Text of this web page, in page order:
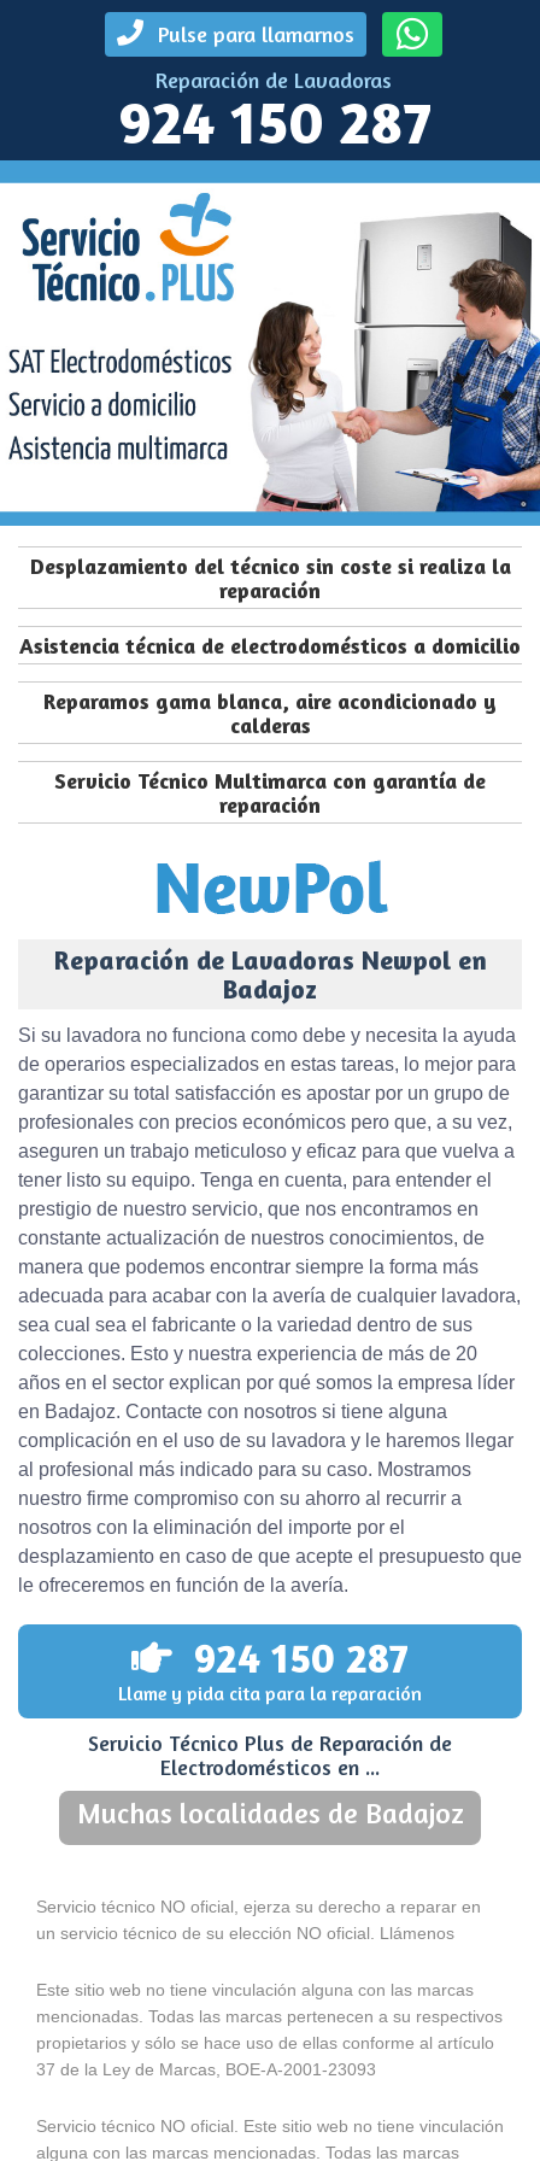
Pulse para llamarnos
Reparación de Lavadoras
924 150 287
Desplazamiento del técnico sin coste si realiza la
reparación
Asistencia técnica de electrodomésticos a domicilio
Reparamos gama blanca, aire acondicionado y
calderas
Servicio Técnico Multimarca con garantía de
reparación
Reparación de Lavadoras Newpol en
Badajoz
Si su lavadora no funciona como debe y necesita la ayuda
de operarios especializados en estas tareas, lo mejor para
garantizar su total satisfacción es apostar por un grupo de
profesionales con precios económicos pero que, a su vez,
aseguren un trabajo meticuloso y eficaz para que vuelva a
tener listo su equipo. Tenga en cuenta, para entender el
prestigio de nuestro servicio, que nos encontramos en
constante actualización de nuestros conocimientos, de
manera que podemos encontrar siempre la forma más
adecuada para acabar con la avería de cualquier lavadora,
sea cual sea el fabricante o la variedad dentro de sus
colecciones. Esto y nuestra experiencia de más de 20
años en el sector explican por qué somos la empresa líder
en Badajoz. Contacte con nosotros si tiene alguna
complicación en el uso de su lavadora y le haremos llegar
al profesional más indicado para su caso. Mostramos
nuestro firme compromiso con su ahorro al recurrir a
nosotros con la eliminación del importe por el
desplazamiento en caso de que acepte el presupuesto que
le ofreceremos en función de la avería.
924 150 287
Llame y pida cita para la reparación
Servicio Técnico Plus de Reparación de
Electrodomésticos en ...
Muchas localidades de Badajoz
Servicio técnico NO oficial, ejerza su derecho a reparar en
un servicio técnico de su elección NO oficial. Llámenos
Este sitio web no tiene vinculación alguna con las marcas
mencionadas. Todas las marcas pertenecen a su respectivos
propietarios y sólo se hace uso de ellas conforme al artículo
37 de la Ley de Marcas, BOE-A-2001-23093
Servicio técnico NO oficial. Este sitio web no tiene vinculación
alguna con las marcas mencionadas. Todas las marcas